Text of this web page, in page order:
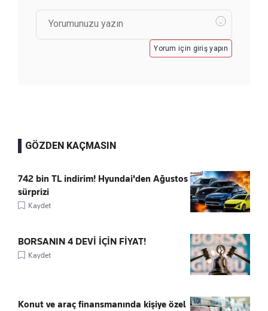
Yorum için giriş yapın
GÖZDEN KAÇMASIN
742 bin TL indirim! Hyundai'den Ağustos
sürprizi
Kaydet
BORSANIN 4 DEVİ İÇİN FİYAT!
Kaydet
Konut ve araç finansmanında kişiye özel